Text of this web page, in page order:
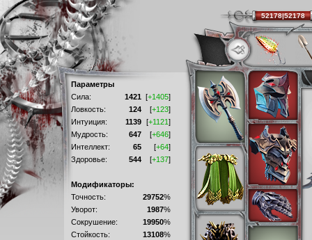
Параметры
Сила:
1421 [+1405]
Ловкость:
124 [+123]
Интуиция:
1139 [+1121]
Мудрость:
647 [+646]
Интеллект:
65 [+64]
Здоровье:
544 [+137]
Модификаторы:
Точность:
29752%
Уворот:
1987%
Сокрушение:
19950%
Стойкость:
13108%
52178|52178